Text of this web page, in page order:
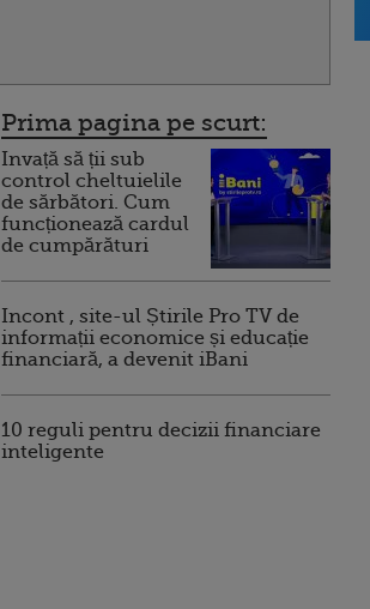
Prima pagina pe scurt:
Invață să ții sub
control cheltuielile
de sărbători. Cum
funcționează cardul
de cumpărături
Incont , site-ul Știrile Pro TV de
informații economice și educație
financiară, a devenit iBani
10 reguli pentru decizii financiare
inteligente